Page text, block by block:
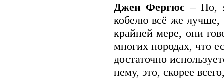
Джен Фергюс– Но,
кобелю всё же лучше,
крайней мере, они
многих породах, что
достаточно
нему, это, скорее